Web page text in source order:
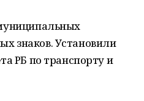
знаков. Установили
РБ по транспорту и